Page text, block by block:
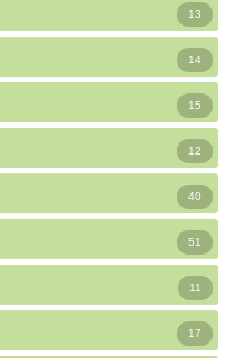
13
14
15
12
40
51
11
17